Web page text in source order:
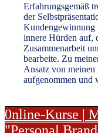
Erfahrungsgemäß
der
Kundengewinnung
innere Hürden auf,
Zusammenarbeit
bearbeite. Zu
Ansatz von
aufgenommen und
0nline-Kurse |
"Personal